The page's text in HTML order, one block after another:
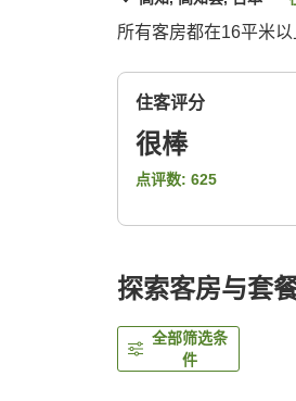
所有客房都在16平米
住客评分
很棒
点评数: 625
探索客房与套
全部筛选条
件